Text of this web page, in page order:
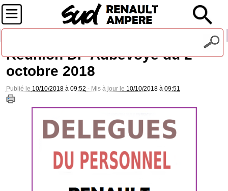
Réunion DP Aubevoye du 2
octobre 2018
Publié le 10/10/2018 à 09:52 - Mis à jour le 10/10/2018 à 09:51